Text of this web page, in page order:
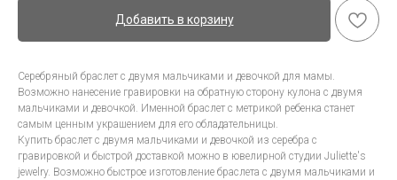
Добавить в корзину
Серебряный браслет с двумя мальчиками и девочкой для мамы.
Возможно нанесение гравировки на обратную сторону кулона с двумя
мальчиками и девочкой. Именной браслет с метрикой ребенка станет
самым ценным украшением для его обладательницы.
Купить браслет с двумя мальчиками и девочкой из серебра с
гравировкой и быстрой доставкой можно в ювелирной студии Juliette's
jewelry. Возможно быстрое изготовление браслета с двумя мальчиками и